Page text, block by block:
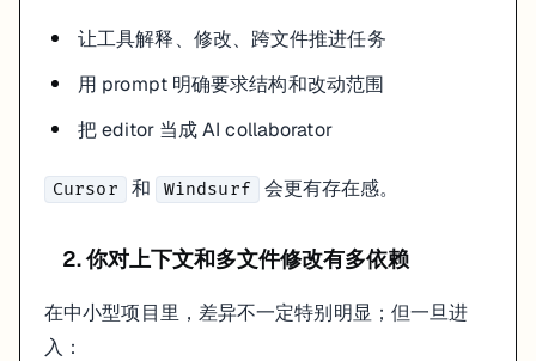
让工具解释、修改、跨文件推进任务
用 prompt 明确要求结构和改动范围
把 editor 当成 AI collaborator
Cursor 和 Windsurf 会更有存在感。
2. 你对上下文和多文件修改有多依赖
在中小型项目里，差异不一定特别明显；但一旦进
入：